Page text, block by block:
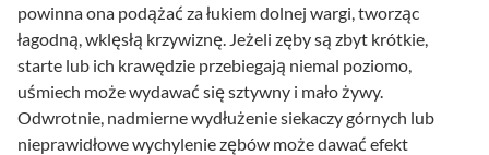
powinna ona podążać za łukiem dolnej wargi, tworząc
łagodną, wklęsłą krzywiznę. Jeżeli zęby są zbyt krótkie,
starte lub ich krawędzie przebiegają niemal poziomo,
uśmiech może wydawać się sztywny i mało żywy.
Odwrotnie, nadmierne wydłużenie siekaczy górnych lub
nieprawidłowe wychylenie zębów może dawać efekt